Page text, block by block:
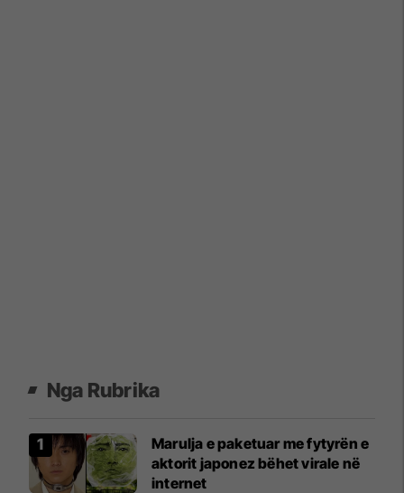
Nga Rubrika
Marulja e paketuar me fytyrën e
aktorit japonez bëhet virale në
internet